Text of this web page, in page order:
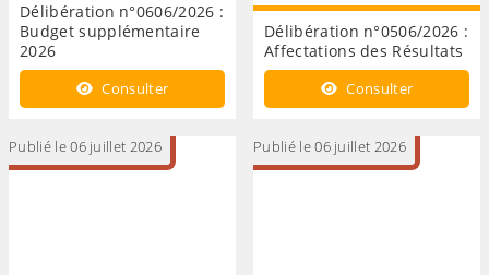
Délibération n°0606/2026 :
Budget supplémentaire
2026
Consulter
Délibération n°0506/2026 :
Affectations des Résultats
Consulter
Publié le 06 juillet 2026 Publié le 06 juillet 2026